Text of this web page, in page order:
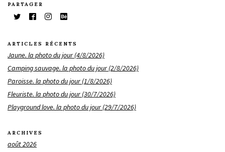
PARTAGER
ARTICLES RÉCENTS
Jaune. la photo du jour (4/8/2026)
Camping sauvage. la photo du jour (2/8/2026)
Paroisse. la photo du jour (1/8/2026)
Fleuriste. la photo du jour (30/7/2026)
Playground love. la photo du jour (29/7/2026)
ARCHIVES
août 2026